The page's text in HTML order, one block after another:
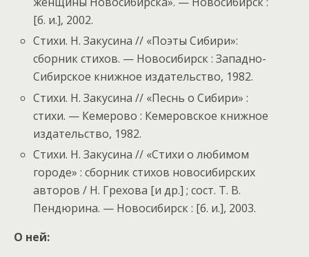
[б. и.], 2002.
Стихи. Н. Закусина // «Поэты Сибири»:
сборник стихов. — Новосибирск : Западно-
Сибирское книжное издательство, 1982.
Стихи. Н. Закусина // «Песнь о Сибири» :
стихи. — Кемерово : Кемеровское книжное
издательство, 1982.
Стихи. Н. Закусина // «Стихи о любимом
городе» : сборник стихов новосибирских
авторов / Н. Грехова [и др.] ; сост. Т. В.
Пендюрина. — Новосибирск : [б. и.], 2003.
О ней: